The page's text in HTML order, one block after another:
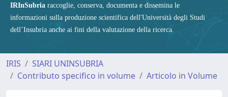
IRInSubria raccoglie, conserva, documenta e dissemina le
informazioni sulla produzione scientifica dell'Università degli Studi
dell’Insubria anche ai fini della valutazione della ricerca.
IRIS
SIARI UNINSUBRIA
Contributo specifico in volume
Articolo in Volume